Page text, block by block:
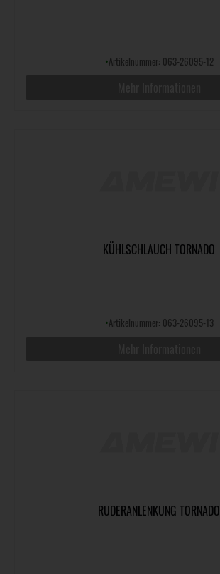
•Artikelnummer: 063-26095-12
KÜHLSCHLAUCH TORNADO
•Artikelnummer: 063-26095-13
RUDERANLENKUNG TORNADO